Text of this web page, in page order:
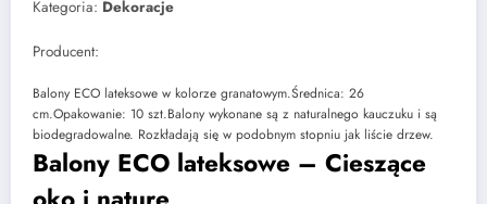
Kategoria: Dekoracje
Producent:
Balony ECO lateksowe w kolorze granatowym.Średnica: 26
cm.Opakowanie: 10 szt.Balony wykonane są z naturalnego kauczuku i są
biodegradowalne. Rozkładają się w podobnym stopniu jak liście drzew.
Balony ECO lateksowe – Cieszące